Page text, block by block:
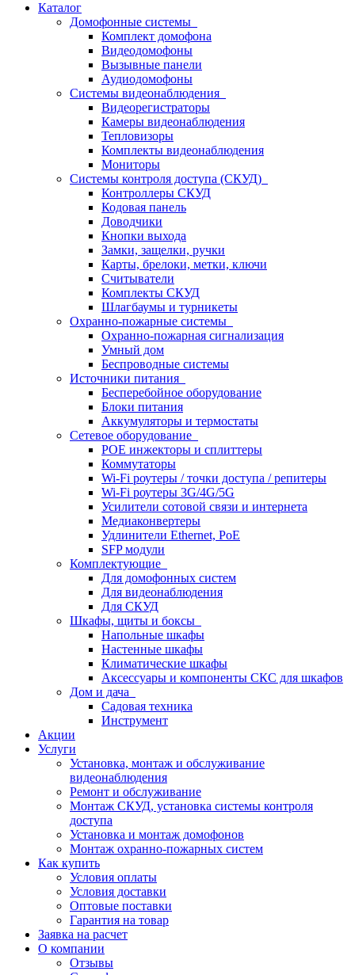
Каталог
Домофонные системы
Комплект домофона
Видеодомофоны
Вызывные панели
Аудиодомофоны
Системы видеонаблюдения
Видеорегистраторы
Камеры видеонаблюдения
Тепловизоры
Комплекты видеонаблюдения
Мониторы
Системы контроля доступа (СКУД)
Контроллеры СКУД
Кодовая панель
Доводчики
Кнопки выхода
Замки, защелки, ручки
Карты, брелоки, метки, ключи
Считыватели
Комплекты СКУД
Шлагбаумы и турникеты
Охранно-пожарные системы
Охранно-пожарная сигнализация
Умный дом
Беспроводные системы
Источники питания
Бесперебойное оборудование
Блоки питания
Аккумуляторы и термостаты
Сетевое оборудование
POE инжекторы и сплиттеры
Коммутаторы
Wi-Fi роутеры / точки доступа / репитеры
Wi-Fi роутеры 3G/4G/5G
Усилители сотовой связи и интернета
Медиаконвертеры
Удлинители Ethernet, PoE
SFP модули
Комплектующие
Для домофонных систем
Для видеонаблюдения
Для СКУД
Шкафы, щиты и боксы
Напольные шкафы
Настенные шкафы
Климатические шкафы
Аксессуары и компоненты СКС для шкафов
Дом и дача
Садовая техника
Инструмент
Акции
Услуги
Установка, монтаж и обслуживание
видеонаблюдения
Ремонт и обслуживание
Монтаж СКУД, установка системы контроля
доступа
Установка и монтаж домофонов
Монтаж охранно-пожарных систем
Как купить
Условия оплаты
Условия доставки
Оптовые поставки
Гарантия на товар
Заявка на расчет
О компании
Отзывы